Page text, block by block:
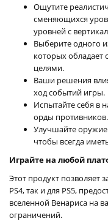
Ощутите
сменяющихся
уровней с
Выберите одного
которых
целями.
Ваши решения
ход событий игры.
Испытайте себя в
орды противников.
Улучшайте
чтобы всегда
Играйте на любой
Этот продукт позволяет
PS4, так и для PS5,
вселенной Венариса на
ограничений.